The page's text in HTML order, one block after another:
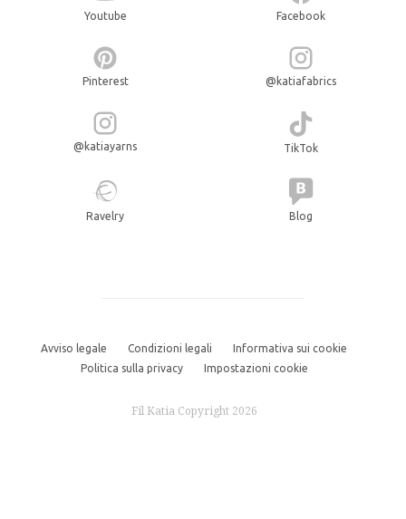
Youtube Facebook
Pinterest @katiafabrics
@katiayarns TikTok
Ravelry Blog
Avviso legale Condizioni legali
Informativa sui cookie
Politica sulla privacy
Impostazioni cookie
Fil Katia Copyright 2026